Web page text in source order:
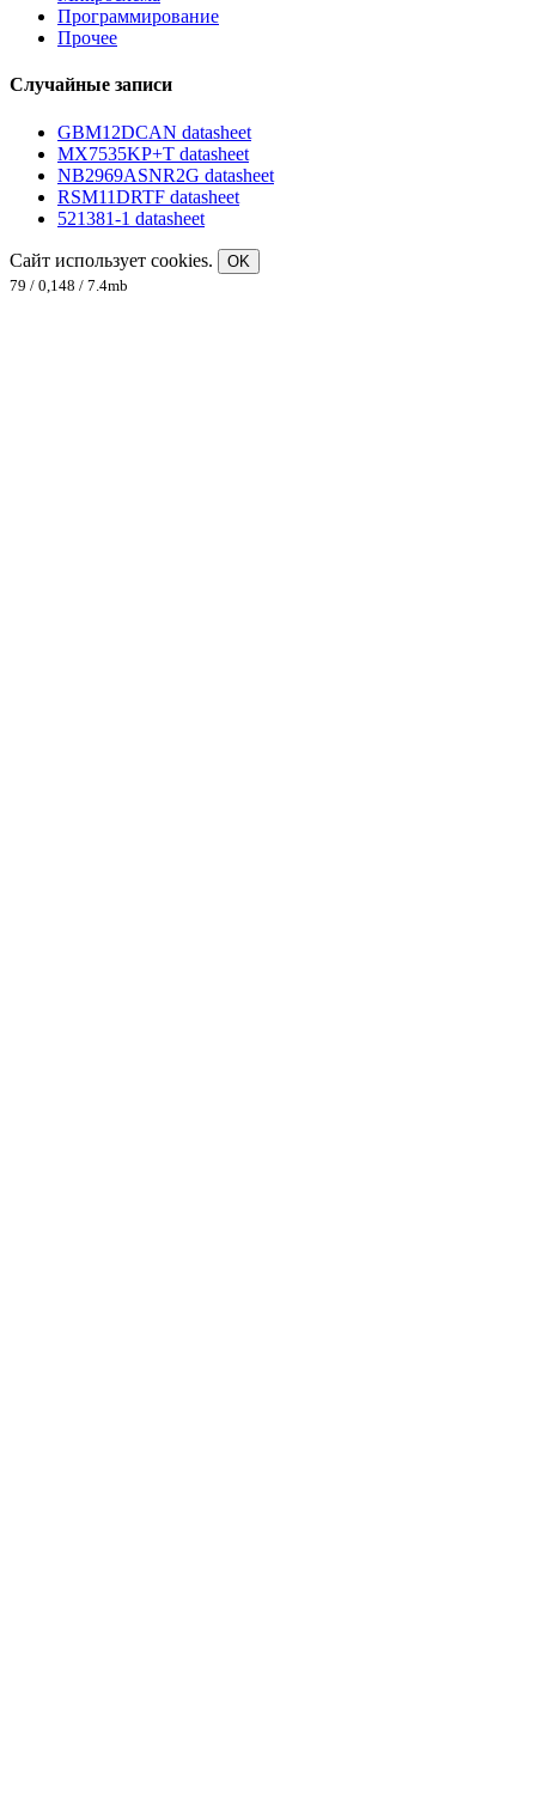
Программирование
Прочее
Случайные записи
GBM12DCAN datasheet
MX7535KP+T datasheet
NB2969ASNR2G datasheet
RSM11DRTF datasheet
521381-1 datasheet
Сайт использует cookies.
OK
79 / 0,148 / 7.4mb